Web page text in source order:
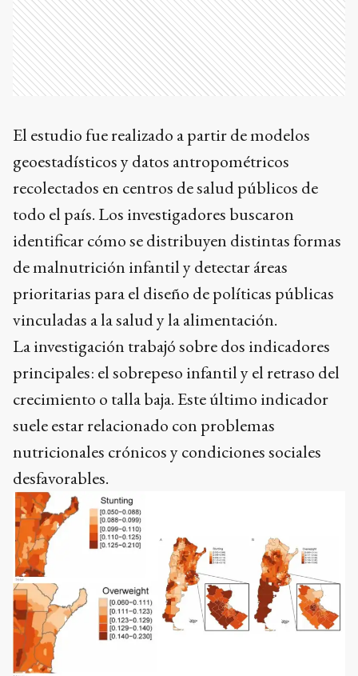
El estudio fue realizado a partir de modelos
geoestadísticos y datos antropométricos
recolectados en centros de salud públicos de
todo el país. Los investigadores buscaron
identificar cómo se distribuyen distintas formas
de malnutrición infantil y detectar áreas
prioritarias para el diseño de políticas públicas
vinculadas a la salud y la alimentación.
La investigación trabajó sobre dos indicadores
principales: el sobrepeso infantil y el retraso del
crecimiento o talla baja. Este último indicador
suele estar relacionado con problemas
nutricionales crónicos y condiciones sociales
desfavorables.